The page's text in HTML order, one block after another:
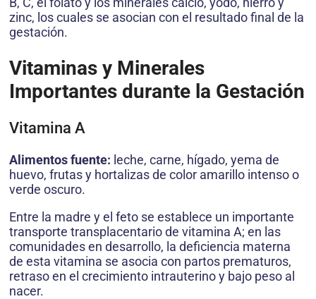
zinc, los cuales se asocian con el resultado final de la
gestación.
Vitaminas y Minerales
Importantes durante la Gestación
Vitamina A
Alimentos fuente: leche, carne, hígado, yema de
huevo, frutas y hortalizas de color amarillo intenso o
verde oscuro.
Entre la madre y el feto se establece un importante
transporte transplacentario de vitamina A; en las
comunidades en desarrollo, la deficiencia materna
de esta vitamina se asocia con partos prematuros,
retraso en el crecimiento intrauterino y bajo peso al
nacer.